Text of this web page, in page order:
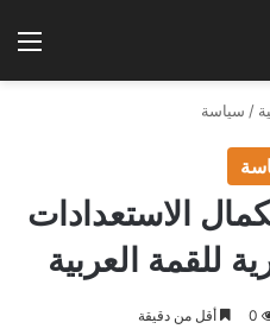
/ سياسة
الاستعدادات
للقمة العربية
0 أقل من دقيقة